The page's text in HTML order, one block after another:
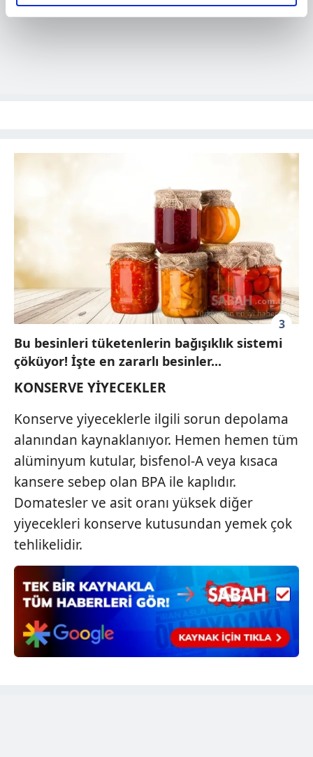
elimizden gelen çabayı gösterdiğimizi ve bu noktada,
reklamların maliyetlerimizi karşılamak noktasında tek gelir
Sitemizde kendimize ve üçüncü kişilere ait çerezler
verileriniz işlenmekte olup gerekli olan çerezler bilgi
toplumu hizmetlerinin sunulması amacıyla
kullanılmaktadır. Diğer çerezler, sitemizin daha işlevsel
kılınması ve kişiselleştirilmesi ve sizlere yönelik
reklam/pazarlama faaliyetlerinin yapılması, amaçlarıyla
sınırlı olarak açık rızanız dahilinde kullanılacaktır.
Çerezlere ilişkin tercihlerinizi aşağıda yer alan panel
vasıtasıyla belirleyebilirsiniz. Çerezlere ilişkin detaylı bilgi
için Ayarlar butonuna tıklayabilir, Çerez Bilgilendirme
Metnimizi
ziyaret edebilirsiniz.
6698 sayılı Kişisel Verilerin Korunması Kanunu uyarınca
ilgili mevzuata uygun olarak kullanılan çerezlerle ilgili bilgi
almak için lütfentıklayınız.
3
Bu besinleri tüketenlerin bağışıklık sistemi
çöküyor! İşte en zararlı besinler...
KONSERVE YİYECEKLER
Konserve yiyeceklerle ilgili sorun depolama
alanından kaynaklanıyor. Hemen hemen tüm
alüminyum kutular, bisfenol-A veya kısaca
kansere sebep olan BPA ile kaplıdır.
Domatesler ve asit oranı yüksek diğer
yiyecekleri konserve kutusundan yemek çok
tehlikelidir.